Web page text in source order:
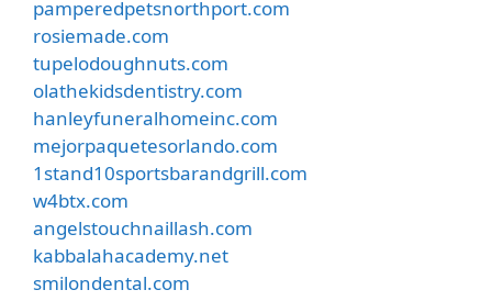
pamperedpetsnorthport.com
rosiemade.com
tupelodoughnuts.com
olathekidsdentistry.com
hanleyfuneralhomeinc.com
mejorpaquetesorlando.com
1stand10sportsbarandgrill.com
w4btx.com
angelstouchnaillash.com
kabbalahacademy.net
smilondental.com